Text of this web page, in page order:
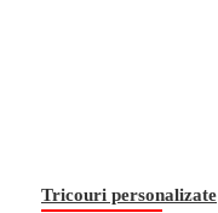
Tricouri personalizate